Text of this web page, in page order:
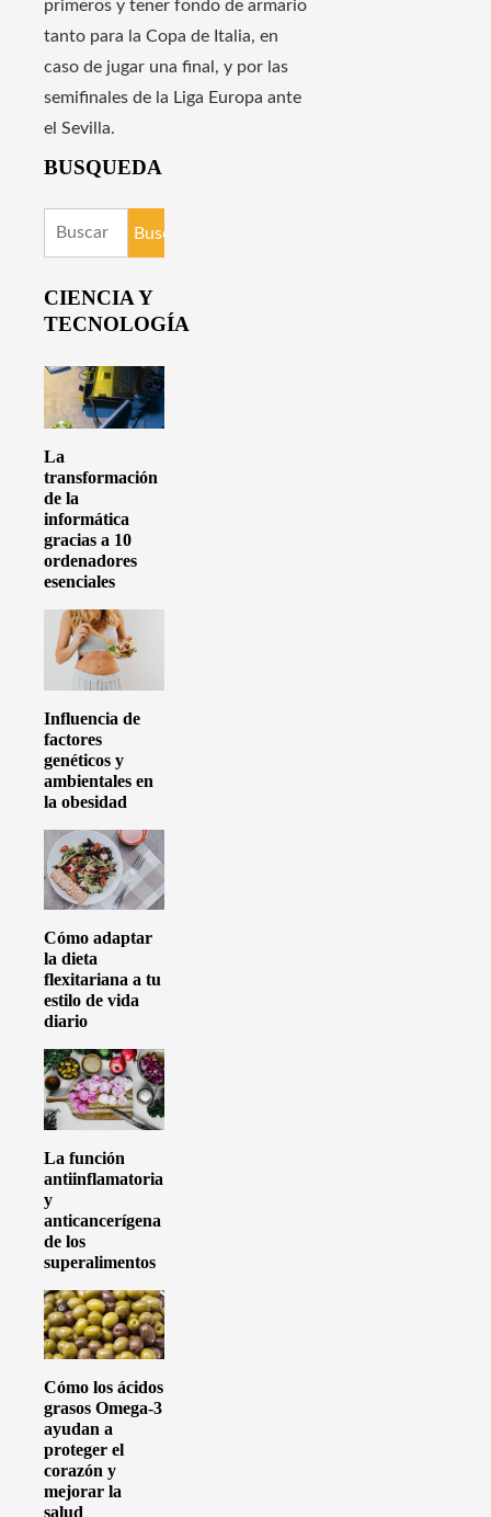
primeros y tener fondo de armario
tanto para la Copa de Italia, en
caso de jugar una final, y por las
semifinales de la Liga Europa ante
el Sevilla.
BUSQUEDA
Buscar:
CIENCIA Y
TECNOLOGÍA
La
transformación
de la
informática
gracias a 10
ordenadores
esenciales
Influencia de
factores
genéticos y
ambientales en
la obesidad
Cómo adaptar
la dieta
flexitariana a tu
estilo de vida
diario
La función
antiinflamatoria
y
anticancerígena
de los
superalimentos
Cómo los ácidos
grasos Omega-3
ayudan a
proteger el
corazón y
mejorar la
salud